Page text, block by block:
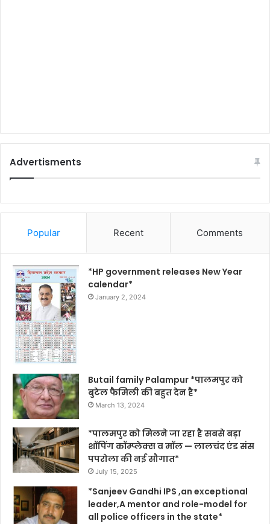
Advertisments
Popular Recent Comments
*HP government releases New Year
calendar*
January 2, 2024
Butail family Palampur *पालमपुर को
बुटेल फैमिली की बहुत देन है*
March 13, 2024
*पालमपुर को मिलने जा रहा है सबसे बड़ा
शॉपिंग कॉम्प्लेक्स व मॉल — लालचंद एंड संस
पपरोला की नई सौगात*
July 15, 2025
*Sanjeev Gandhi IPS ,an exceptional
leader,A mentor and role-model for
all police officers in the state*